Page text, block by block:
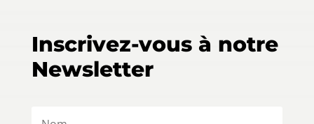
Inscrivez-vous à notre
Newsletter